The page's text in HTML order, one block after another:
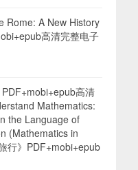
Rome: A New History
高清完整电子
PDF+mobi+epub高清
Mathematics:
the Language of
(Mathematics in
行》PDF+mobi+epub